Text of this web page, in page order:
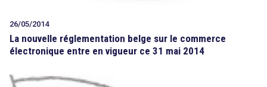
26/05/2014
La nouvelle réglementation belge sur le commerce
électronique entre en vigueur ce 31 mai 2014